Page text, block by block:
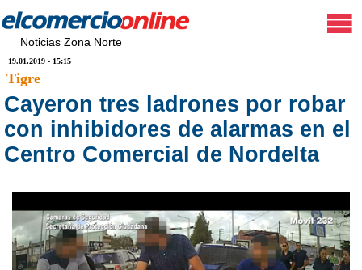
Noticias Zona Norte
19.01.2019 - 15:15
Tigre
Cayeron tres ladrones por robar
con inhibidores de alarmas en el
Centro Comercial de Nordelta